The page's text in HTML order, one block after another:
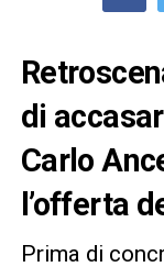
di
Carlo
l’offerta
Prima di